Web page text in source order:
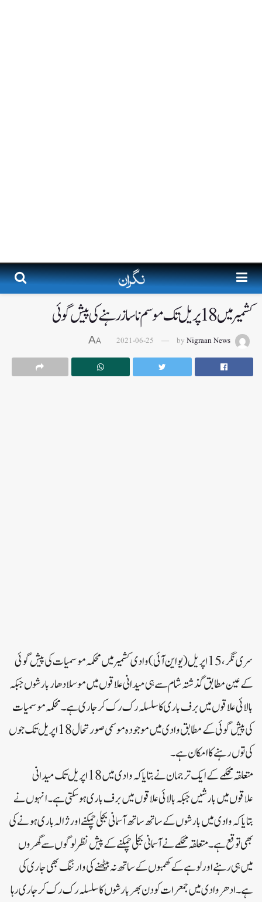
کشمیر میں 18پریل تک موسم ناساز رہنے کی پیش گوئی
by Nigraan News
2021-06-25
A
A
سری نگر،15 اپریل (یو این آئی) وادی کشمیر میں محکمہ موسمیات کی پیش گوئی
کے عین مطابق گذشتہ شام سے ہی میدانی علاقوں میں موسلا دھار بارشوں جبکہ
بالائی علاقوں میں برف باری کا سلسلہ رک رک کر جاری ہے۔محکمہ موسمیات
کی پیش گوئی کے مطابق وادی میں موجودہ موسمی صورتحال 18اپریل تک جوں
کی توں رہنے کا امکان ہے۔
متعلقہ محکمے کے ایک ترجمان نے بتایا کہ وادی میں 18 اپریل تک میدانی
علاقوں میں بارشیں جبکہ بالائی علاقوں میں برف باری ہوسکتی ہے۔انہوں نے
بتایا کہ وادی میں بارشوں کے ساتھ ساتھ آسمانی بجلی چمکنے اور ژالہ باری ہونے کی
بھی توقع ہے ۔متعلقہ محکمے نے آسمانی بجلی چمکنے کے پیش نظر لوگوں سے گھروں
میں ہی رہنے اور لوہے کے کھمبوں کے ساتھ نہ بیٹھنے کی وارننگ بھی جاری کی
ہے۔ادھر وادی میں جمعرات کو دن بھر بارشوں کا سلسلہ رک رک کر جاری رہا